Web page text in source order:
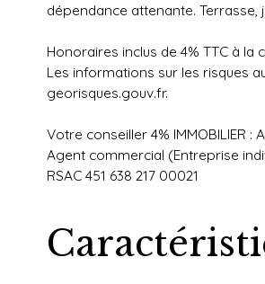
dépendance attenante. Terrasse,
Honoraires inclus de 4% TTC à la
Les informations sur les risques
georisques.gouv.fr.
Votre conseiller 4% IMMOBILIER :
Agent commercial (Entreprise
RSAC 451 638 217 00021